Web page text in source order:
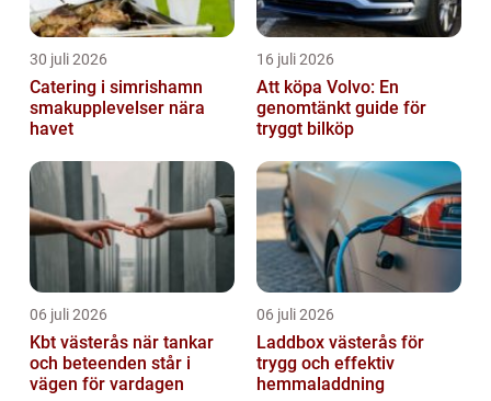
30 juli 2026
Catering i simrishamn
smakupplevelser nära
havet
16 juli 2026
Att köpa Volvo: En
genomtänkt guide för
tryggt bilköp
06 juli 2026
Kbt västerås när tankar
och beteenden står i
vägen för vardagen
06 juli 2026
Laddbox västerås för
trygg och effektiv
hemmaladdning